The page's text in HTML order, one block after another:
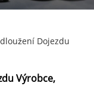
Dojezdu
Výrobce,